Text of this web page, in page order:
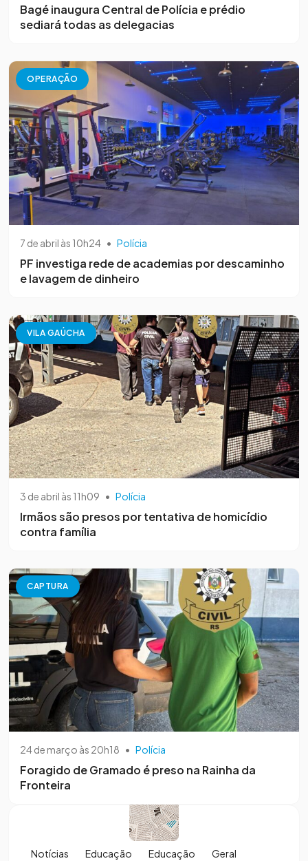
Bagé inaugura Central de Polícia e prédio
sediará todas as delegacias
OPERAÇÃO
7 de abril às 10h24 • Polícia
PF investiga rede de academias por descaminho
e lavagem de dinheiro
VILA GAÚCHA
3 de abril às 11h09 • Polícia
Irmãos são presos por tentativa de homicídio
contra família
CAPTURA
24 de março às 20h18 • Polícia
Foragido de Gramado é preso na Rainha da
Fronteira
Notícias Educação Educação Geral